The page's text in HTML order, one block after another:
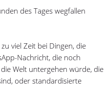
des Tages wegfallen
viel Zeit bei Dingen, die
Nachricht, die noch
Welt untergehen würde, die
oder standardisierte